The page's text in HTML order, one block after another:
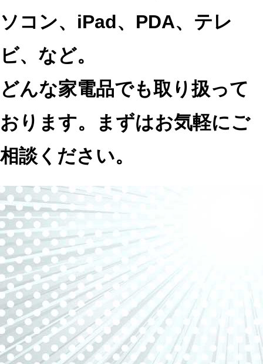
ソコン、iPad、PDA、テレ
ビ、など。
どんな家電品でも取り扱って
おります。まずはお気軽にご
相談ください。